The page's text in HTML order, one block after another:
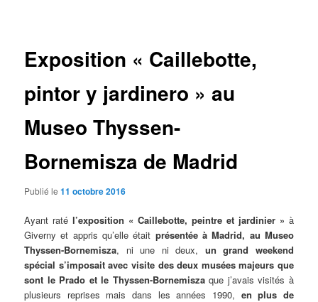
Exposition « Caillebotte,
pintor y jardinero » au
Museo Thyssen-
Bornemisza de Madrid
Publié le11 octobre 2016
Ayant ratél’exposition « Caillebotte, peintre et jardinier » à
Giverny et appris qu’elle était présentée à Madrid, au Museo
Thyssen-Bornemisza, ni une ni deux, un grand weekend
spécial s’imposait avec visite des deux musées majeurs que
sont le Prado et le Thyssen-Bornemiszaque j’avais visités à
plusieurs reprises mais dans les années 1990, en plus de